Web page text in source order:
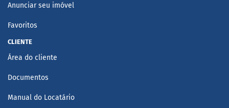
Anunciar seu imóvel
Favoritos
CLIENTE
Área do cliente
Documentos
Manual do Locatário